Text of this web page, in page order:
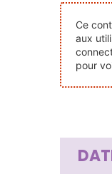
Faire Un Don
Connexion-
Ce
aux
pour